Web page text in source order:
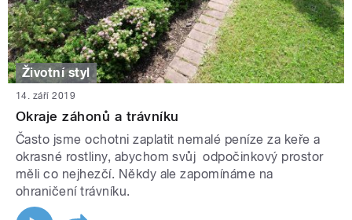
Životní styl
14. září 2019
Okraje záhonů a trávníku
Často jsme ochotni zaplatit nemalé peníze za keře a
okrasné rostliny, abychom svůj odpočinkový prostor
měli co nejhezčí. Někdy ale zapomínáme na
ohraničení trávníku.